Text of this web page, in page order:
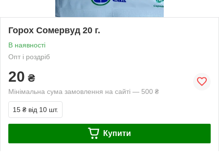
Горох Сомервуд 20 г.
В наявності
Опт і роздріб
20 ₴
Мінімальна сума замовлення на сайті — 500 ₴
15 ₴ від 10 шт.
Купити